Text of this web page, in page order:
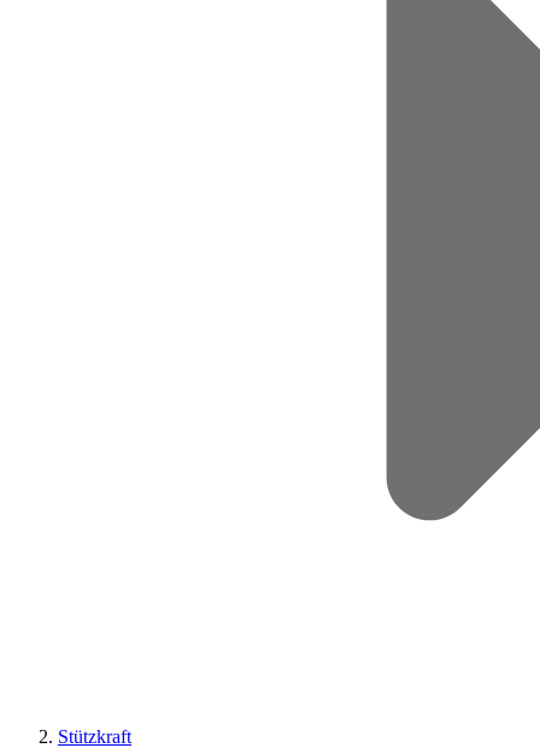
Stützkraft